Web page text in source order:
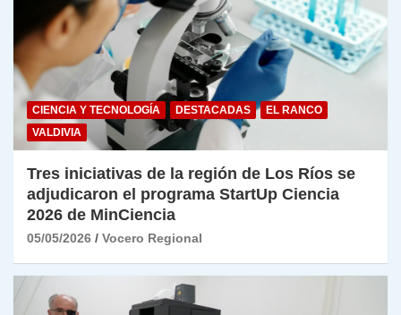
CIENCIA Y TECNOLOGÍA DESTACADAS
EL RANCO
VALDIVIA
Tres iniciativas de la región de Los Ríos se
adjudicaron el programa StartUp Ciencia
2026 de MinCiencia
05/05/2026 Vocero Regional